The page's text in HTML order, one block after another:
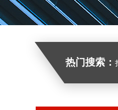
热门搜索：